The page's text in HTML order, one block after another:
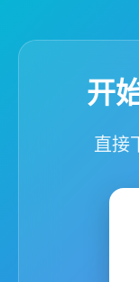
开
直接